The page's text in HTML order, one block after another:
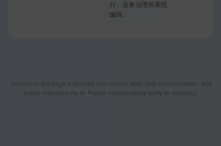
行、业务治理和系统
编排。
Content on this page is sourced from vendor sites, help documentation, and
public resources via AI. Please independently verify for accuracy.